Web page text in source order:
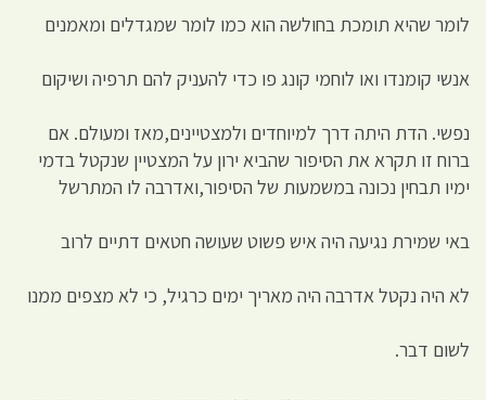
לומר שהיא תומכת בחולשה הוא כמו לומר שמגדלים ומאמנים
אנשי קומנדו ואו לוחמי קונג פו כדי להעניק להם תרפיה ושיקום
נפשי. הדת היתה דרך למיוחדים ולמצטיינים,מאז ומעולם. אם
ברוח זו תקרא את הסיפור שהביא ירון על המצטיין שנקטל בדמי
ימיו תבחין נכונה במשמעות של הסיפור,ואדרבה לו המתרשל
באי שמירת נגיעה היה איש פשוט שעושה חטאים דתיים לרוב
לא היה נקטל אדרבה היה מאריך ימים כרגיל, כי לא מצפים ממנו
לשום דבר.